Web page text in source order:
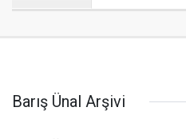
Barış Ünal Arşivi